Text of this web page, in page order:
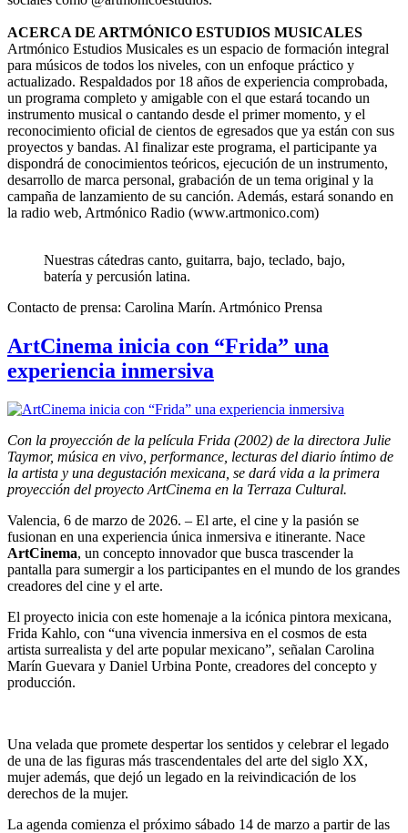
ACERCA DE ARTMÓNICO ESTUDIOS MUSICALES
Artmónico Estudios Musicales es un espacio de formación integral
para músicos de todos los niveles, con un enfoque práctico y
actualizado. Respaldados por 18 años de experiencia comprobada,
un programa completo y amigable con el que estará tocando un
instrumento musical o cantando desde el primer momento, y el
reconocimiento oficial de cientos de egresados que ya están con sus
proyectos y bandas. Al finalizar este programa, el participante ya
dispondrá de conocimientos teóricos, ejecución de un instrumento,
desarrollo de marca personal, grabación de un tema original y la
campaña de lanzamiento de su canción. Además, estará sonando en
la radio web, Artmónico Radio (www.artmonico.com)
Nuestras cátedras canto, guitarra, bajo, teclado, bajo,
batería y percusión latina.
Contacto de prensa: Carolina Marín. Artmónico Prensa
ArtCinema inicia con “Frida” una
experiencia inmersiva
Con la proyección de la película Frida (2002) de la directora Julie
Taymor, música en vivo, performance, lecturas del diario íntimo de
la artista y una degustación mexicana, se dará vida a la primera
proyección del proyecto ArtCinema en la Terraza Cultural.
Valencia, 6 de marzo de 2026. – El arte, el cine y la pasión se
fusionan en una experiencia única inmersiva e itinerante. Nace
ArtCinema, un concepto innovador que busca trascender la
pantalla para sumergir a los participantes en el mundo de los grandes
creadores del cine y el arte.
El proyecto inicia con este homenaje a la icónica pintora mexicana,
Frida Kahlo, con “una vivencia inmersiva en el cosmos de esta
artista surrealista y del arte popular mexicano”, señalan Carolina
Marín Guevara y Daniel Urbina Ponte, creadores del concepto y
producción.
Una velada que promete despertar los sentidos y celebrar el legado
de una de las figuras más trascendentales del arte del siglo XX,
mujer además, que dejó un legado en la reivindicación de los
derechos de la mujer.
La agenda comienza el próximo sábado 14 de marzo a partir de las